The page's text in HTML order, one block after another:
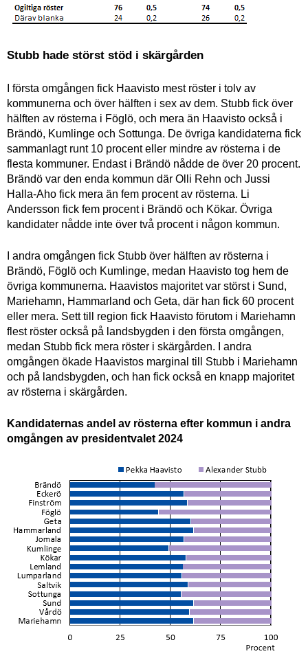
Stubb hade störst stöd i skärgården
I första omgången fick Haavisto mest röster i tolv av
kommunerna och över hälften i sex av dem. Stubb fick över
hälften av rösterna i Föglö, och mera än Haavisto också i
Brändö, Kumlinge och Sottunga. De övriga kandidaterna fick
sammanlagt runt 10 procent eller mindre av rösterna i de
flesta kommuner. Endast i Brändö nådde de över 20 procent.
Brändö var den enda kommun där Olli Rehn och Jussi
Halla-Aho fick mera än fem procent av rösterna. Li
Andersson fick fem procent i Brändö och Kökar. Övriga
kandidater nådde inte över två procent i någon kommun.
I andra omgången fick Stubb över hälften av rösterna i
Brändö, Föglö och Kumlinge, medan Haavisto tog hem de
övriga kommunerna. Haavistos majoritet var störst i Sund,
Mariehamn, Hammarland och Geta, där han fick 60 procent
eller mera. Sett till region fick Haavisto förutom i Mariehamn
flest röster också på landsbygden i den första omgången,
medan Stubb fick mera röster i skärgården. I andra
omgången ökade Haavistos marginal till Stubb i Mariehamn
och på landsbygden, och han fick också en knapp majoritet
av rösterna i skärgården.
Kandidaternas andel av rösterna efter kommun i andra
omgången av presidentvalet 2024